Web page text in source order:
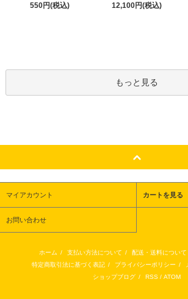
550円(税込)
12,100円(税込)
もっと見る
マイアカウント カートを見る
お問い合わせ
ホーム / 支払い方法について / 配送・送料について
特定商取引法に基づく表記 / プライバシーポリシー /
ショップブログ / RSS / ATOM